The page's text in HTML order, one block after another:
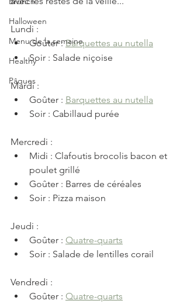
Halloween
Menu de la semaine
Healthy
Pâques
Lundi :
Goûter : Barquettes au nutella
Soir : Salade niçoise
Mardi :
Goûter : Barquettes au nutella
Soir : Cabillaud purée
Mercredi :
Midi : Clafoutis brocolis bacon et
poulet grillé
Goûter : Barres de céréales
Soir : Pizza maison
Jeudi :
Goûter : Quatre-quarts
Soir : Salade de lentilles corail
Vendredi :
Goûter : Quatre-quarts